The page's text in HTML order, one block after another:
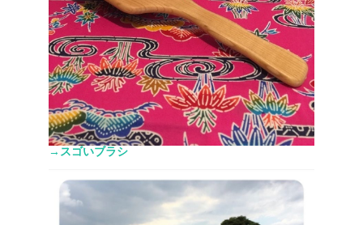
→スゴいブラシ